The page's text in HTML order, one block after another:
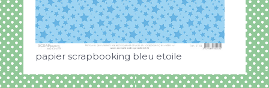
papier scrapbooking bleu etoile